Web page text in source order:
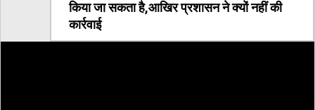
किया जा सकता है,आखिर प्रशासन ने क्यों नहीं की
कार्रवाई